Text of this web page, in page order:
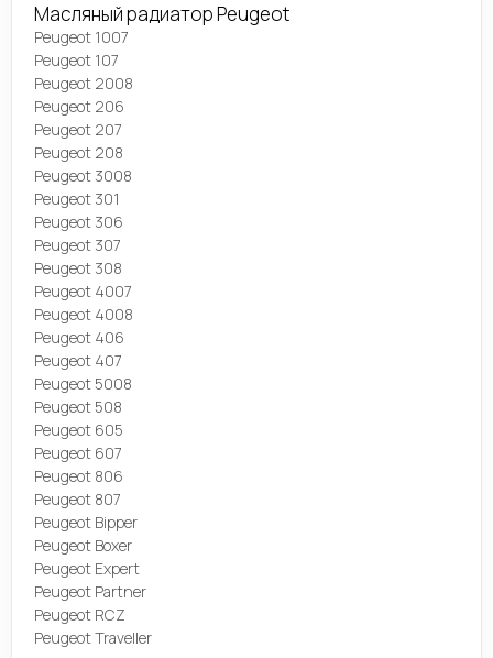
Масляный радиатор Peugeot
Peugeot 1007
Peugeot 107
Peugeot 2008
Peugeot 206
Peugeot 207
Peugeot 208
Peugeot 3008
Peugeot 301
Peugeot 306
Peugeot 307
Peugeot 308
Peugeot 4007
Peugeot 4008
Peugeot 406
Peugeot 407
Peugeot 5008
Peugeot 508
Peugeot 605
Peugeot 607
Peugeot 806
Peugeot 807
Peugeot Bipper
Peugeot Boxer
Peugeot Expert
Peugeot Partner
Peugeot RCZ
Peugeot Traveller